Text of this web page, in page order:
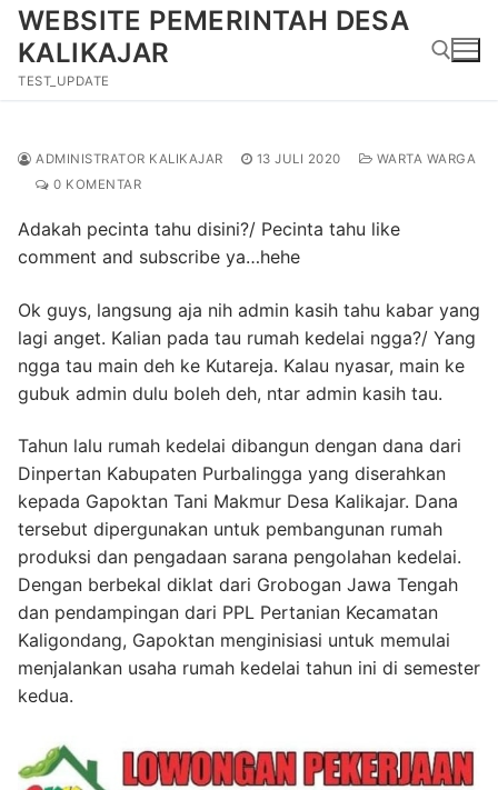
Lompat
konten
WEBSITE PEMERINTAH DESA
KALIKAJAR
TEST_UPDATE
ADMINISTRATOR KALIKAJAR 13 JULI 2020
WARTA WARGA
0 KOMENTAR
Adakah pecinta tahu disini?/ Pecinta tahu like
comment and subscribe ya…hehe
Ok guys, langsung aja nih admin kasih tahu kabar yang
lagi anget. Kalian pada tau rumah kedelai ngga?/ Yang
ngga tau main deh ke Kutareja. Kalau nyasar, main ke
gubuk admin dulu boleh deh, ntar admin kasih tau.
Tahun lalu rumah kedelai dibangun dengan dana dari
Dinpertan Kabupaten Purbalingga yang diserahkan
kepada Gapoktan Tani Makmur Desa Kalikajar. Dana
tersebut dipergunakan untuk pembangunan rumah
produksi dan pengadaan sarana pengolahan kedelai.
Dengan berbekal diklat dari Grobogan Jawa Tengah
dan pendampingan dari PPL Pertanian Kecamatan
Kaligondang, Gapoktan menginisiasi untuk memulai
menjalankan usaha rumah kedelai tahun ini di semester
kedua.